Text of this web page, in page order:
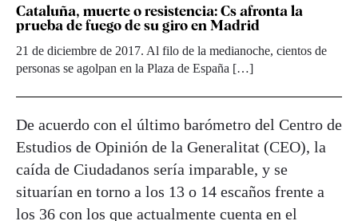
Cataluña, muerte o resistencia: Cs afronta la
prueba de fuego de su giro en Madrid
21 de diciembre de 2017. Al filo de la medianoche, cientos de
personas se agolpan en la Plaza de España […]
De acuerdo con el último barómetro del Centro de
Estudios de Opinión de la Generalitat (CEO), la
caída de Ciudadanos sería imparable, y se
situarían en torno a los 13 o 14 escaños frente a
los 36 con los que actualmente cuenta en el